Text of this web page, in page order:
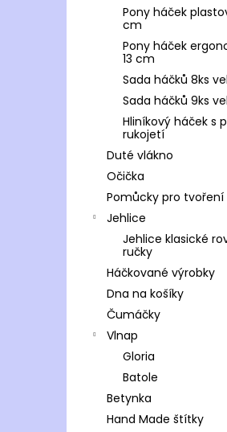
Pony háček
cm
Pony háček
13 cm
Sada háčků 8ks
Sada háčků 9ks
Hliníkový háček s
rukojetí
Duté vlákno
Očička
Pomůcky pro tvoření
Jehlice
Jehlice klasické
ručky
Háčkované výrobky
Dna na košíky
Čumáčky
Vlnap
Gloria
Batole
Betynka
Hand Made štítky